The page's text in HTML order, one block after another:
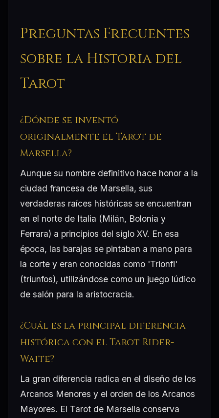
Preguntas Frecuentes
sobre la Historia del
Tarot
¿Dónde se inventó
originalmente el Tarot de
Marsella?
Aunque su nombre definitivo hace honor a la
ciudad francesa de Marsella, sus
verdaderas raíces históricas se encuentran
en el norte de Italia (Milán, Bolonia y
Ferrara) a principios del siglo XV. En esa
época, las barajas se pintaban a mano para
la corte y eran conocidas como 'Trionfi'
(triunfos), utilizándose como un juego lúdico
de salón para la aristocracia.
¿Cuál es la principal diferencia
histórica con el Tarot Rider-
Waite?
La gran diferencia radica en el diseño de los
Arcanos Menores y el orden de los Arcanos
Mayores. El Tarot de Marsella conserva